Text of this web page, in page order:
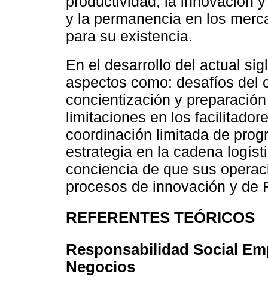
y la permanencia en los
para su existencia.
En el desarrollo del actual
aspectos como: desafíos del
concientización y
limitaciones en los
coordinación limitada de
estrategia en la cadena
conciencia de que sus
procesos de innovación y de
REFERENTES TEÓRICOS
Responsabilidad Social
Negocios